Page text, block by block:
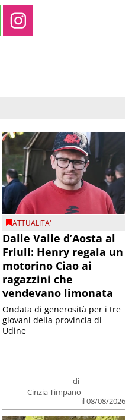
ATTUALITA'
Dalle Valle d’Aosta al
Friuli: Henry regala un
motorino Ciao ai
ragazzini che
vendevano limonata
di
Cinzia Timpano
il 08/08/2026
Ondata di generosità per i tre
giovani della provincia di
Udine